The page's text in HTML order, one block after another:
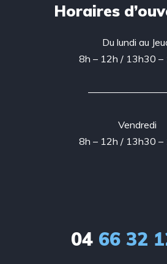
Horaires
Du lundi au
8h – 12h / 13h30 –
Vendredi
8h – 12h / 13h30 –
04 66 32